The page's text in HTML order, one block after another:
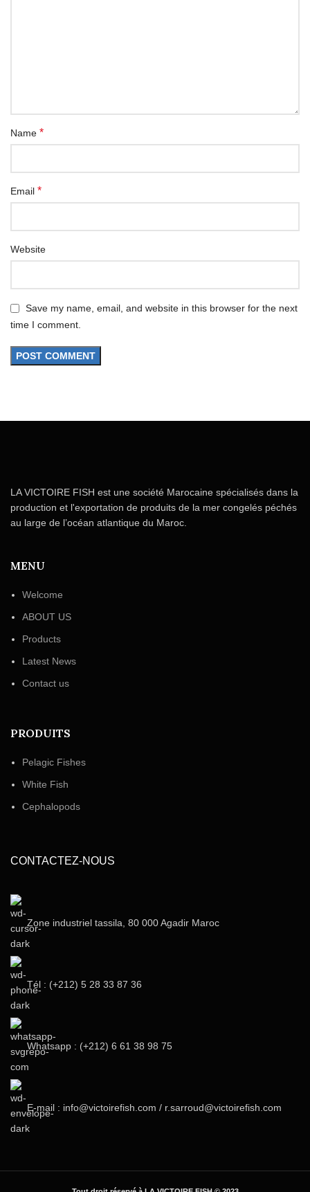
Name *
Email *
Website
Save my name, email, and website in this browser for the next
time I comment.
LA VICTOIRE FISH est une société Marocaine spécialisés dans la
production et l'exportation de produits de la mer congelés péchés
au large de l’océan atlantique du Maroc.
MENU
Welcome
ABOUT US
Products
Latest News
Contact us
PRODUITS
Pelagic Fishes
White Fish
Cephalopods
CONTACTEZ-NOUS
Zone industriel tassila, 80 000 Agadir Maroc
Tél : (+212) 5 28 33 87 36‬
Whatsapp : (+212) 6 61 38 98 75
E-mail : info@victoirefish.com / r.sarroud@victoirefish.com